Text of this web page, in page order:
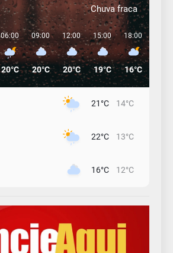
Chuva fraca
06:00
20°C
09:00
20°C
12:00
20°C
15:00
19°C
18:00
16°C
21°C 14°C
22°C 13°C
16°C 12°C